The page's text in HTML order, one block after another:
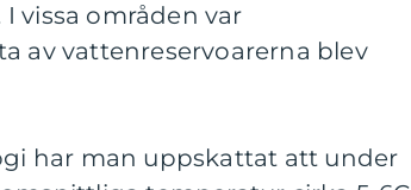
vissa områden var
av vattenreservoarerna blev
har man uppskattat att under